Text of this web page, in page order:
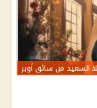
السعيد من سائق أوبر